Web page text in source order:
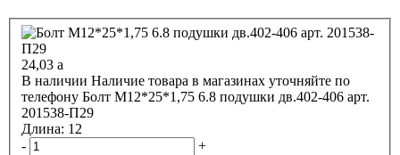
24,03 a
В наличии Наличие товара в магазинах уточняйте по
телефону Болт М12*25*1,75 6.8 подушки дв.402-406 арт.
201538-П29
Длина: 12
-
+